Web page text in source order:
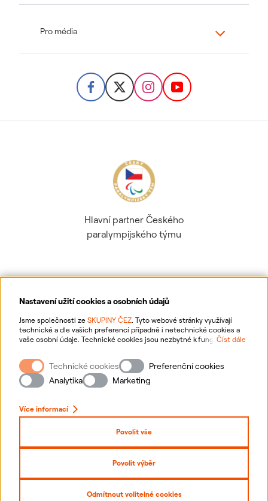
Nastavení užití cookies a osobních údajů
Jsme společnosti ze SKUPINY ČEZ. Tyto webové stránky využívají
technické a dle vašich preferencí případně i netechnické cookies a
vaše osobní údaje. Technické cookies jsou nezbytné k fungování
webové stránky vašim preferencím, k personalizaci reklam a analytice.
Pro sběr a zpracování netechnických cookies a vašich osobních údajů
nám můžete udělit souhlas. Bližší informace o vašich právech,
zpracování osobních údajů, včetně možnosti odvolání udělených
Číst dále
Technické cookies
Preferenční cookies
Analytika
Marketing
Více informací
Povolit vše
Povolit výběr
Odmítnout volitelné cookies
Pro média
Hlavní partner Českého
paralympijského týmu
Ochrana osobních údajů
Informace o webu
Nastavení cookies
Přihlásit se
Prohlášení o přístupnosti